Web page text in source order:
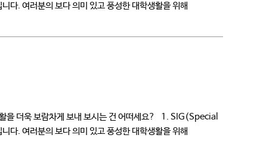
여러분의 보다 의미 있고 풍성한 대학생활을 위해
더욱 보람차게 보내 보시는 건 어떠세요? 1. SIG(Special
여러분의 보다 의미 있고 풍성한 대학생활을 위해